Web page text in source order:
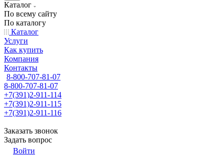
Каталог
По всему сайту
По каталогу
Каталог
Услуги
Как купить
Компания
Контакты
8-800-707-81-07
8-800-707-81-07
+7(391)2-911-114
+7(391)2-911-115
+7(391)2-911-116
Заказать звонок
Задать вопрос
Войти